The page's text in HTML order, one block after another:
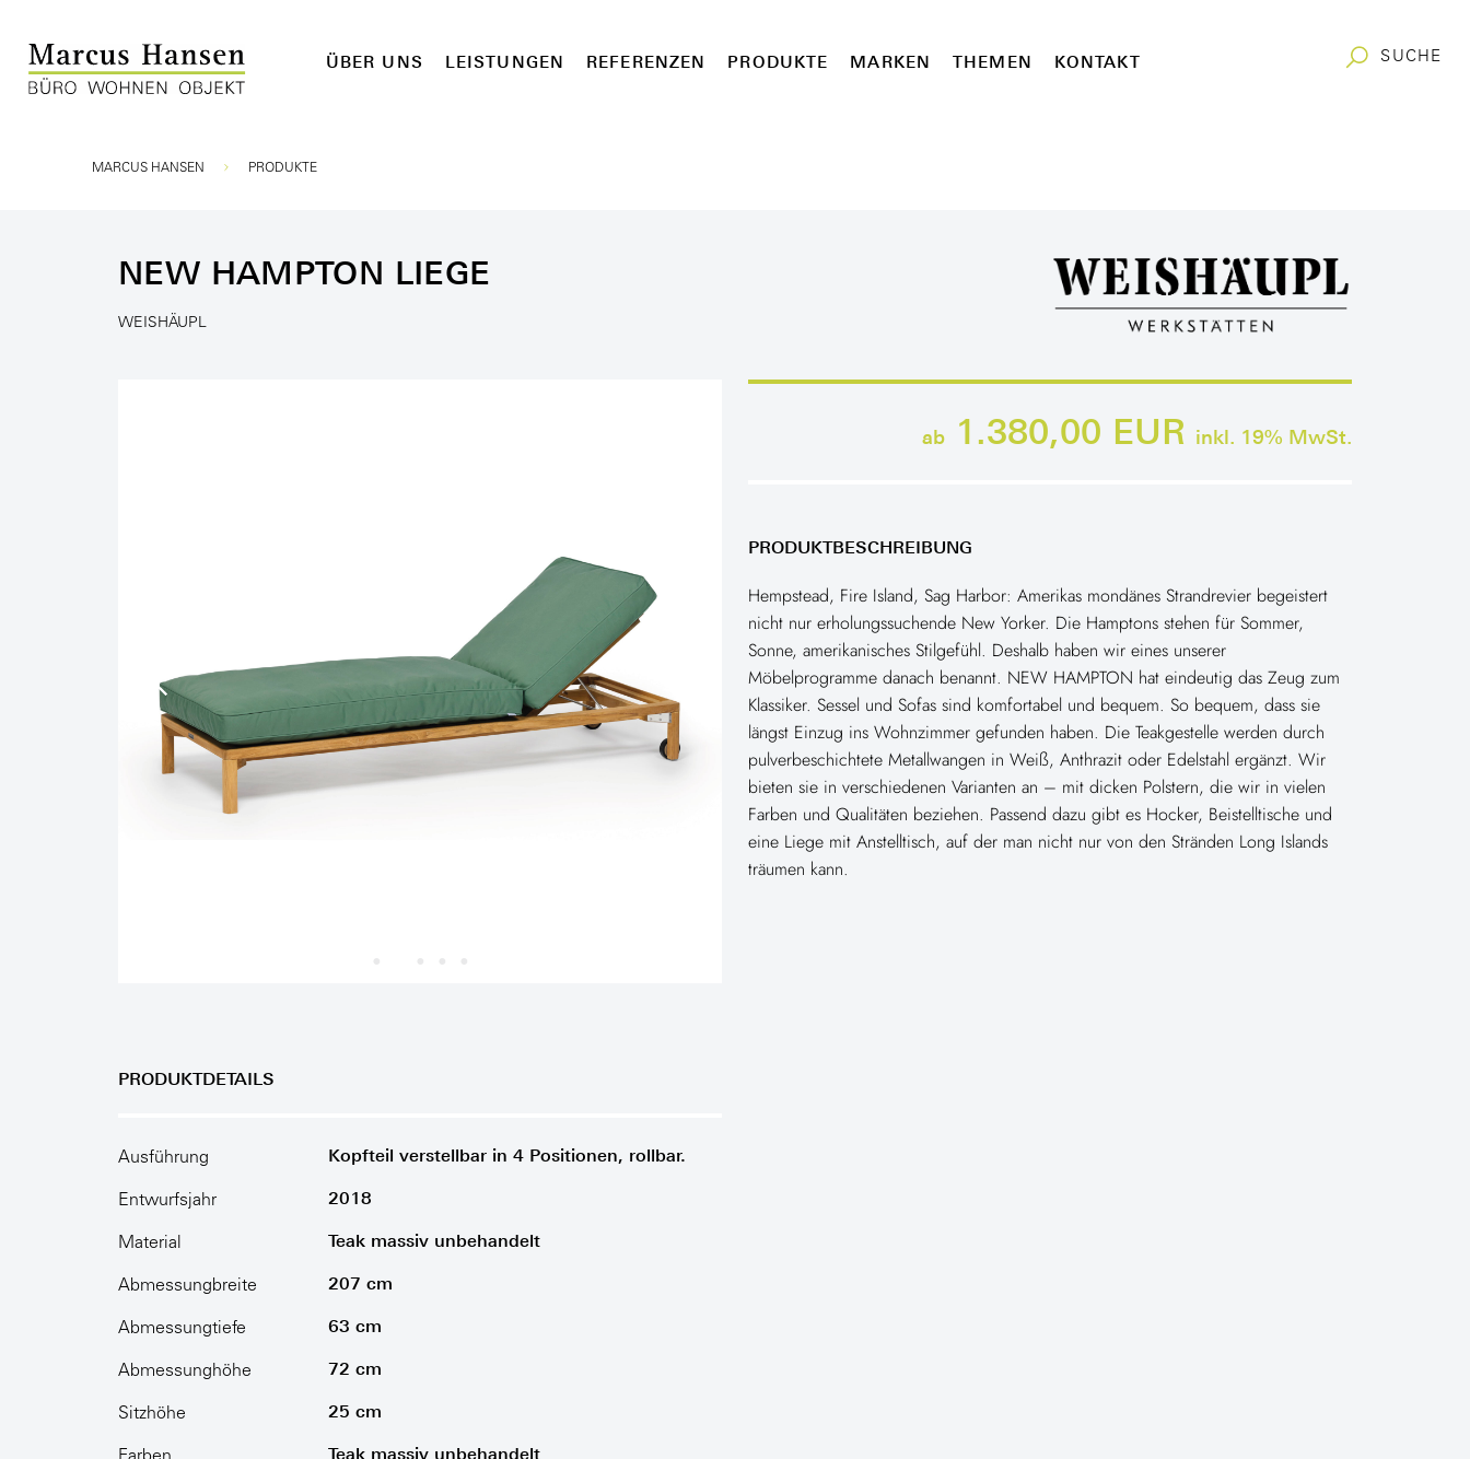
ÜBER UNS LEISTUNGEN REFERENZEN PRODUKTE MARKEN THEMEN KONTAKT SUCHE
Sie sind hier:
MARCUS HANSEN PRODUKTE
NEW HAMPTON LIEGE
WEISHÄUPL
PRODUKTDETAILS
Ausführung Kopfteil verstellbar in 4 Positionen, rollbar.
Entwurfsjahr 2018
Material Teak massiv unbehandelt
Abmessungbreite 207 cm
Abmessungtiefe 63 cm
Abmessunghöhe 72 cm
Sitzhöhe 25 cm
Teak massiv unbehandelt
ab 1.380,00 EUR inkl. 19% MwSt.
PRODUKTBESCHREIBUNG
Hempstead, Fire Island, Sag Harbor: Amerikas mondänes Strandrevier begeistert
nicht nur erholungssuchende New Yorker. Die Hamptons stehen für Sommer,
Sonne, amerikanisches Stilgefühl. Deshalb haben wir eines unserer
Möbelprogramme danach benannt. NEW HAMPTON hat eindeutig das Zeug zum
Klassiker. Sessel und Sofas sind komfortabel und bequem. So bequem, dass sie
längst Einzug ins Wohnzimmer gefunden haben. Die Teakgestelle werden durch
pulverbeschichtete Metallwangen in Weiß, Anthrazit oder Edelstahl ergänzt. Wir
bieten sie in verschiedenen Varianten an – mit dicken Polstern, die wir in vielen
Farben und Qualitäten beziehen. Passend dazu gibt es Hocker, Beistelltische und
eine Liege mit Anstelltisch, auf der man nicht nur von den Stränden Long Islands
träumen kann.